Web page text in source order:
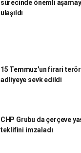
sürecinde önemli
ulaşıldı
15 Temmuz'un firari
adliyeye sevk edildi
CHP Grubu da çerçeve
teklifini imzaladı